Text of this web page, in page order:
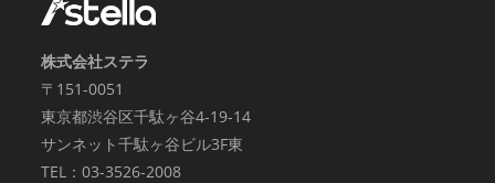
株式会社ステラ
〒151-0051
東京都渋谷区千駄ヶ谷4-19-14
サンネット千駄ヶ谷ビル3F東
TEL：03-3526-2008